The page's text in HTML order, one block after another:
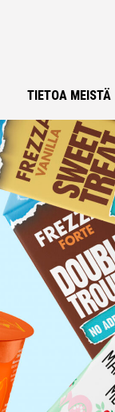
TIETOA MEISTÄ